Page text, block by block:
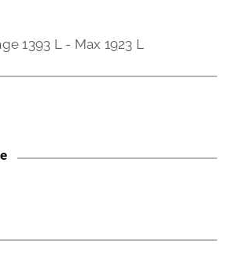
1393 L - Max 1923 L